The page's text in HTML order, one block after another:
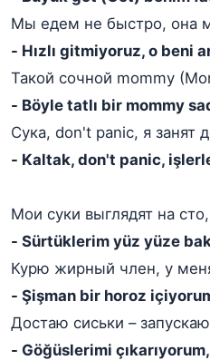
Мы едем не быстро, она
- Hızlı gitmiyoruz, o beni
Такой сочной mommy
- Böyle tatlı bir mommy
Сука, don't panic, я занят
- Kaltak, don't panic,
Мои суки выглядят на
- Sürtüklerim yüz yüze
Курю жирный член, у
- Şişman bir horoz
Достаю сиськи –
- Göğüslerimi